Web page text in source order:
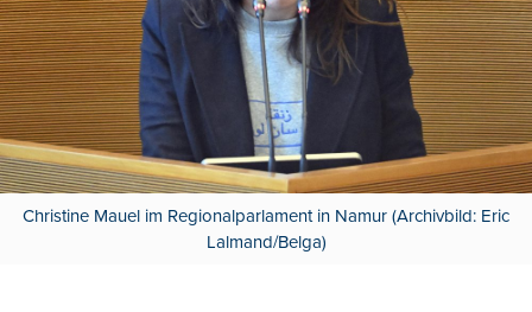
Christine Mauel im Regionalparlament in Namur (Archivbild: Eric
Lalmand/Belga)